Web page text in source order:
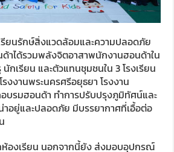
รียนรักษ์สิ่งแวดล้อมและความปลอดภัย
าได้รวมพลังจิตอาสาพนักงานฮอนด้าใน
กเรียน และตัวแทนชุมชนใน 3 โรงเรียน
งงานพระนครศรีอยุธยา โรงงาน
บรมฮอนด้า ทำการปรับปรุงภูมิทัศน์และ
อยู่และปลอดภัย มีบรรยากาศที่เอื้อต่อ
ห้องเรียน นอกจากนี้ยัง ส่งมอบอุปกรณ์